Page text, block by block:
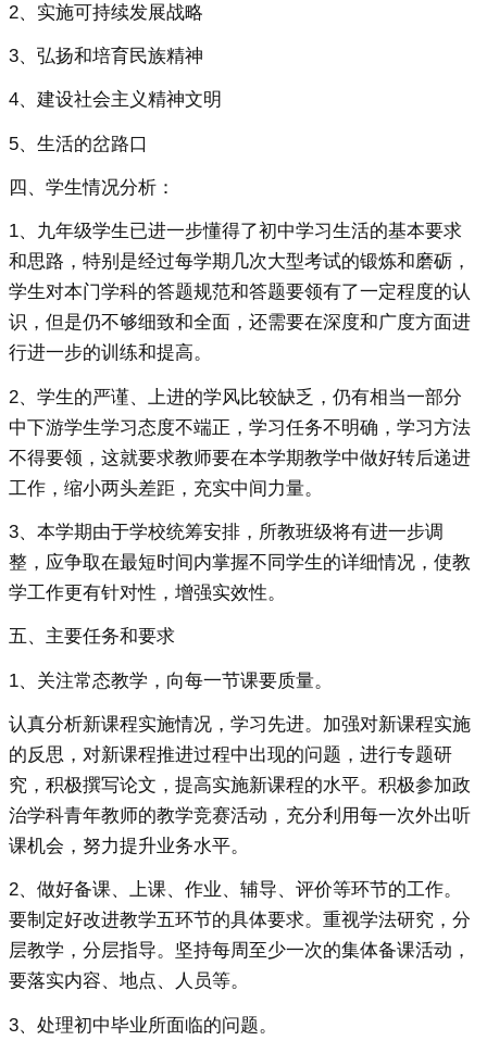
2、实施可持续发展战略
3、弘扬和培育民族精神
4、建设社会主义精神文明
5、生活的岔路口
四、学生情况分析：
1、九年级学生已进一步懂得了初中学习生活的基本要求
和思路，特别是经过每学期几次大型考试的锻炼和磨砺，
学生对本门学科的答题规范和答题要领有了一定程度的认
识，但是仍不够细致和全面，还需要在深度和广度方面进
行进一步的训练和提高。
2、学生的严谨、上进的学风比较缺乏，仍有相当一部分
中下游学生学习态度不端正，学习任务不明确，学习方法
不得要领，这就要求教师要在本学期教学中做好转后递进
工作，缩小两头差距，充实中间力量。
3、本学期由于学校统筹安排，所教班级将有进一步调
整，应争取在最短时间内掌握不同学生的详细情况，使教
学工作更有针对性，增强实效性。
五、主要任务和要求
1、关注常态教学，向每一节课要质量。
认真分析新课程实施情况，学习先进。加强对新课程实施
的反思，对新课程推进过程中出现的问题，进行专题研
究，积极撰写论文，提高实施新课程的水平。积极参加政
治学科青年教师的教学竞赛活动，充分利用每一次外出听
课机会，努力提升业务水平。
2、做好备课、上课、作业、辅导、评价等环节的工作。
要制定好改进教学五环节的具体要求。重视学法研究，分
层教学，分层指导。坚持每周至少一次的集体备课活动，
要落实内容、地点、人员等。
3、处理初中毕业所面临的问题。